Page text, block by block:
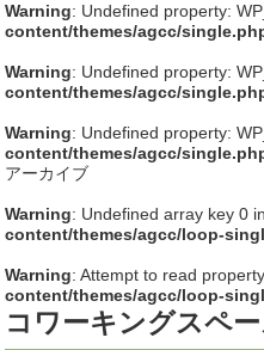
Warning: Undefined property:
content/themes/agcc/
Warning: Undefined property:
content/themes/agcc/
Warning: Undefined property:
content/themes/agcc/
アーカイブ
Warning: Undefined array key 0 in
content/themes/agcc/loop-
Warning: Attempt to read
content/themes/agcc/loop-
コワーキングスペー